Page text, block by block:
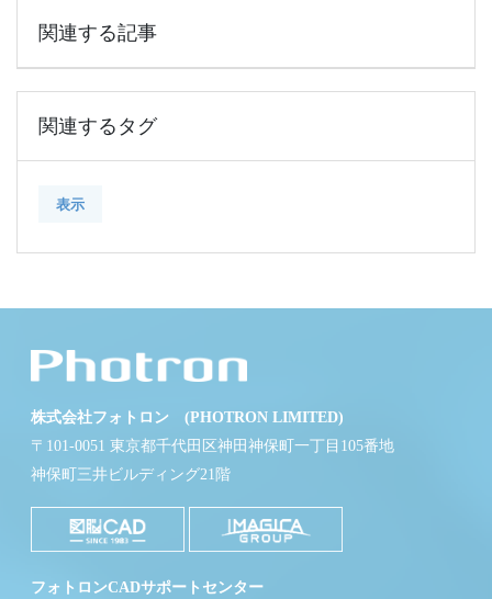
関連する記事
関連するタグ
表示
株式会社フォトロン (PHOTRON LIMITED)
〒101-0051 東京都千代田区神田神保町一丁目105番地
神保町三井ビルディング21階
フォトロンCADサポートセンター